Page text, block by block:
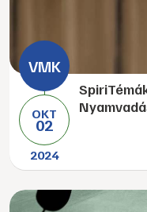
OKT
02
2024